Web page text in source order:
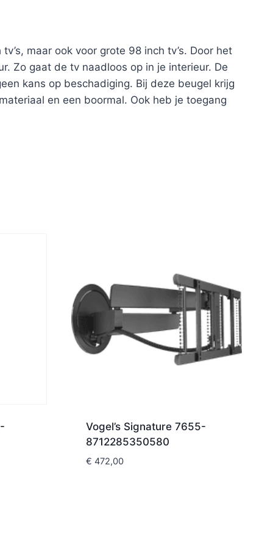
maar ook voor grote 98 inch tv’s. Door het
Zo gaat de tv naadloos op in je interieur. De
kans op beschadiging. Bij deze beugel krijg
en een boormal. Ook heb je toegang
Vogel’s Signature 7655-
8712285350580
€ 472,00